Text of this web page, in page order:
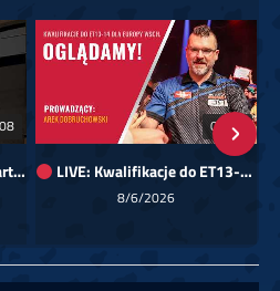
9-latek naśladuje gwiazdy darta!
00:00
LIVE: Kwalifikacje do ET13-14 dla Europy Wschodniej
8/6/2026